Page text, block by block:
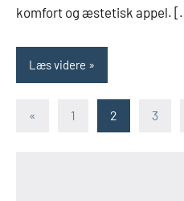
komfort og æstetisk appel.
Læs videre
Indlægsinddeling
« Forrige1 2 3